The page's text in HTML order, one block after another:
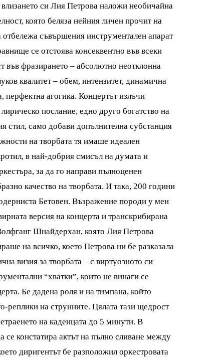
си Лия Петрова наложи необичайна
която беляза нейния личен прочит на
съвършения инструментален апарат
се отстоява консеквентно във всеки
във фразирането – абсолютно неотклонна
квалитет – обем, интензитет, динамична
перфектна агогика. Концертът излъчи
послание, едно друго богатство на
стил, само добави допълнителна субстанция
на творбата тя имаше идеален
в най-добрия смисъл на думата и
за да го направи пълноценен
качество на творбата. И така, 200 години
Бетовен. Възражение породи у мен
версия на концерта и транскрибирана
Шнайдерхан, която Лия Петрова
на всичко, което Петрова ни бе разказала
визия за творбата – с виртуозното си
“хватки”, които не винаги се
Бе дадена роля и на тимпана, който
реплики на струнните. Цялата тази щедрост
на каденцата до 5 минути. В
се констатира актът на пълно сливане между
диригентът бе разположил оркестровата